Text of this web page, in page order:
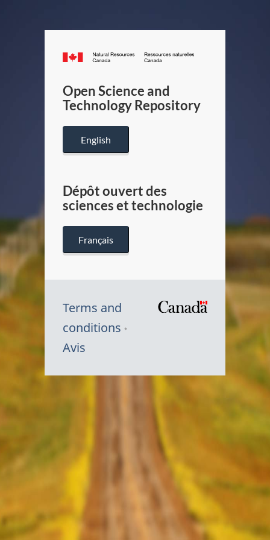
Canada.ca
/
Canada
Open Science and
Technology Repository
English
Dépôt ouvert des
sciences et technologie
Français
Terms and
conditions
Avis
Symbole
Canada